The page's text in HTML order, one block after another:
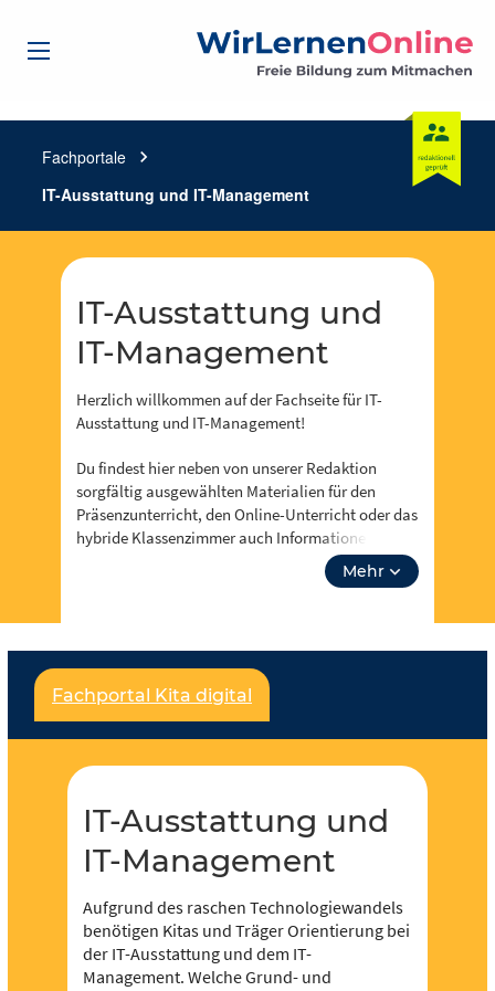
Fachportale
chevron_right
IT-Ausstattung und IT-Management
IT-Ausstattung und
IT-Management
Herzlich willkommen auf der Fachseite für IT-
Ausstattung und IT-Management!
Du findest hier neben von unserer Redaktion
sorgfältig ausgewählten Materialien für den
Präsenzunterricht, den Online-Unterricht oder das
hybride Klassenzimmer auch Informationen zu
Events, Fortbidungsangeboten und zum Neusten
aus IT-Ausstattung und IT-Management. Über
Materialien finden. Lass dich inspirieren!
Für jeden und jede ist etwas dabei und es soll
noch viel mehr werden – dafür brauchen wir deine
Unterstützung,werde Teil der Community! Du
kannst in Redaktionen mitarbeiten und eigene
Verfügung stellen.
Mehr
Fachportal Kita digital
IT-Ausstattung und
IT-Management
Aufgrund des raschen Technologiewandels
benötigen Kitas und Träger Orientierung bei
der IT-Ausstattung und dem IT-
Management. Welche Grund- und